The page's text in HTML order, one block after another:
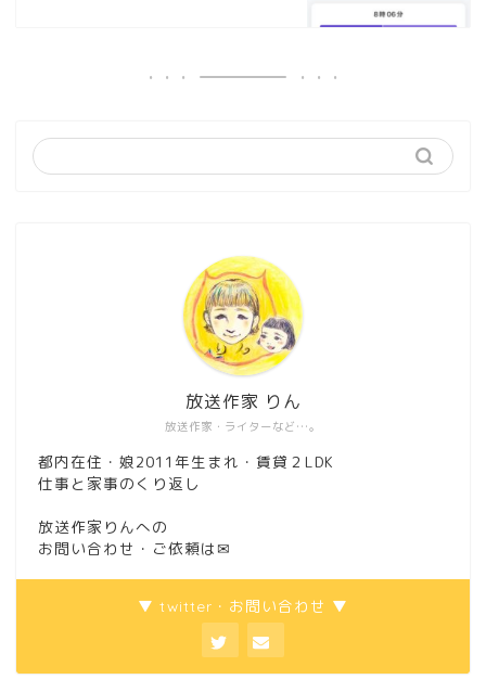
放送作家・ライターなど…。
放送作家 りん
都内在住・娘2011年生まれ・賃貸２LDK
仕事と家事のくり返し
放送作家りんへの
お問い合わせ・ご依頼は ✉
▼ twitter・お問い合わせ ▼